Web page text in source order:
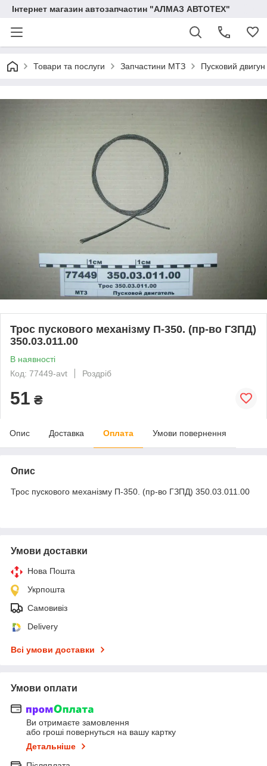
Інтернет магазин автозапчастин "АЛМАЗ АВТОТЕХ"
Товари та послуги Запчастини МТЗ Пусковий
Трос пускового механізму П-350. (пр-во ГЗПД)
350.03.011.00
В наявності
Код: 77449-avt
Роздріб
51 ₴
Опис Доставка Оплата Умови повернення
Опис
Трос пускового механізму П-350. (пр-во ГЗПД) 350.03.011.00
Умови доставки
Нова Пошта
Укрпошта
Самовивіз
Delivery
Всі умови доставки
Умови оплати
Ви отримаєте замовлення
або гроші повернуться на вашу картку
Детальніше